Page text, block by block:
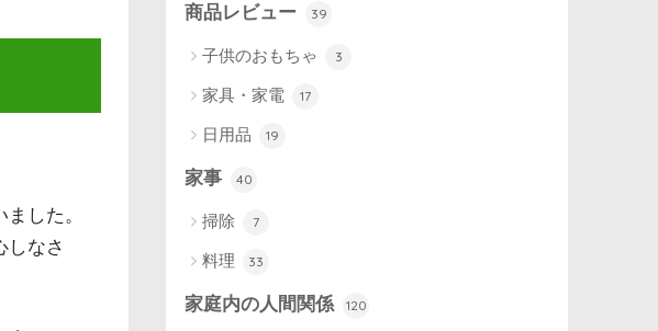
した。
しなさ
商品レビュー 39
子供のおもちゃ 3
家具・家電 17
日用品 19
家事 40
掃除 7
料理 33
家庭内の人間関係 120